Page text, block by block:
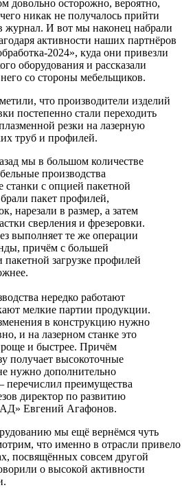
довольно осторожно, вероятно,
чего никак не получалось прийти
журнал. И вот мы наконец набрали
активности наших партнёров
куда они привезли
оборудования и рассказали
со стороны мебельщиков.
что производители изделий
постепенно стали переходить
резки на лазерную
труб и профилей.
мы в большом количестве
производства
станки с опцией пакетной
пакет профилей,
нарезали в размер, а затем
сверления и фрезеровки.
выполняет те же операции
причём с большей
загрузке профилей
нередко работают
мелкие партии продукции.
в конструкцию нужно
и на лазерном станке это
и быстрее. Причём
получает высокоточные
нужно дополнительно
перечислил преимущества
директор по развитию
Евгений Агафонов.
мы ещё вернёмся чуть
что именно в отрасли привело
посвящённых совсем другой
о высокой активности